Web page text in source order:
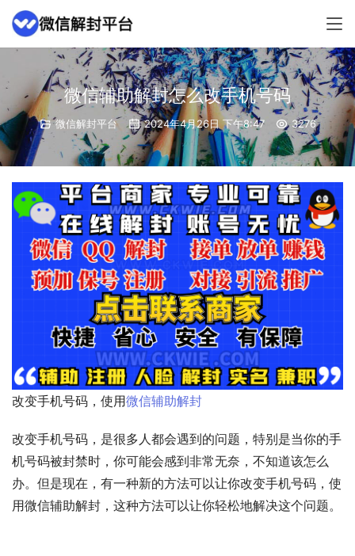
微信辅助解封怎么改手机号码
微信解封平台 2024年4月26日 下午8:47 3276
改变手机号码，使用微信辅助解封
改变手机号码，是很多人都会遇到的问题，特别是当你的手
机号码被封禁时，你可能会感到非常无奈，不知道该怎么
办。但是现在，有一种新的方法可以让你改变手机号码，使
用微信辅助解封，这种方法可以让你轻松地解决这个问题。